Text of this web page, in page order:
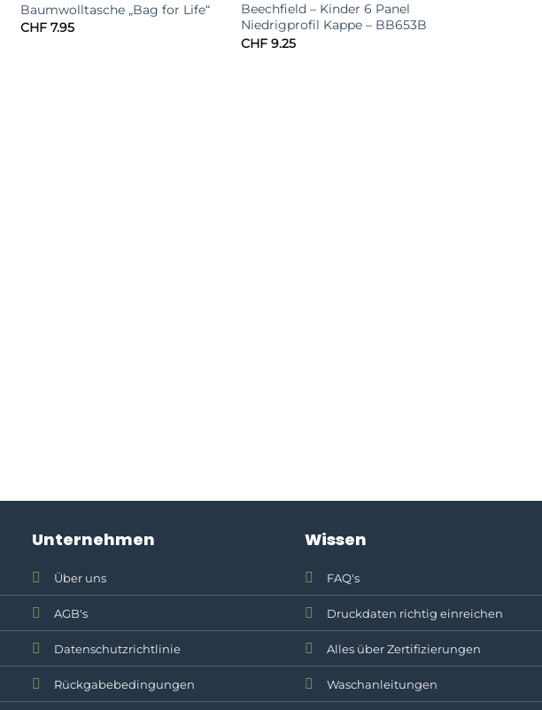
Baumwolltasche „Bag for Life“
CHF7.95
Beechfield – Kinder 6 Panel
Niedrigprofil Kappe – BB653B
CHF 9.25
Unternehmen
Über uns
AGB's
Datenschutzrichtlinie
Rückgabebedingungen
Wissen
FAQ's
Druckdaten richtig einreichen
Alles über Zertifizierungen
Waschanleitungen